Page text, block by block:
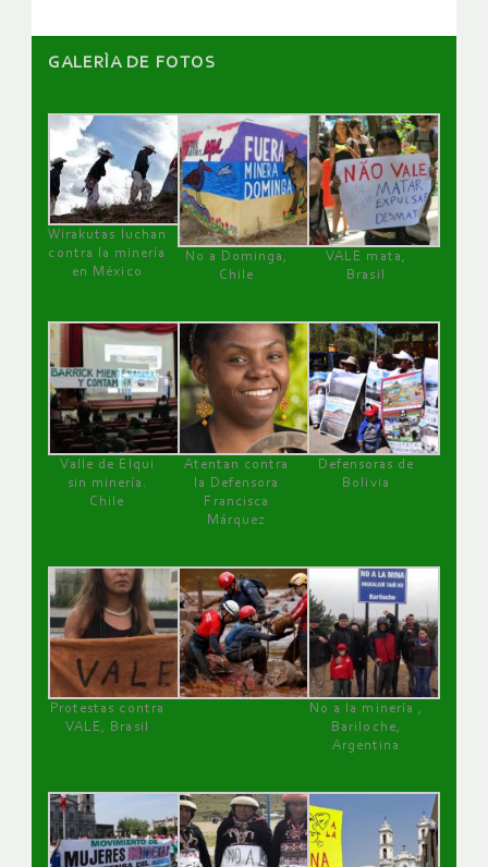
GALERÌA DE FOTOS
Wirakutas luchan
contra la minería
en México
No a Dominga,
Chile
VALE mata,
Brasil
Valle de Elqui
sin minería.
Chile
Atentan contra
la Defensora
Francisca
Márquez
Defensoras de
Bolivia
Protestas contra
VALE, Brasil
No a la minería ,
Bariloche,
Argentina